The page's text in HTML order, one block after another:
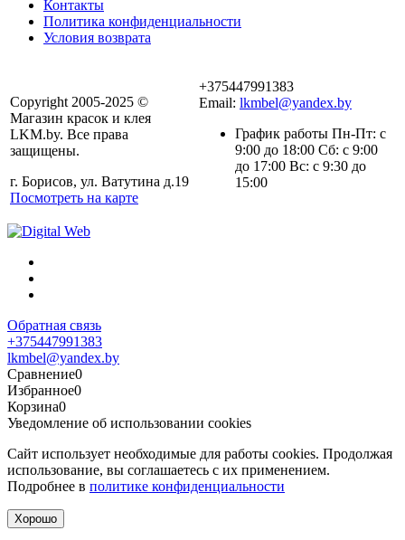
Контакты
Политика конфиденциальности
Условия возврата
Copyright 2005-2025 ©
Магазин красок и клея
LKM.by. Все права
защищены.
г. Борисов, ул. Ватутина д.19
Посмотреть на карте
+375447991383
Email: lkmbel@yandex.by
График работы Пн-Пт: с
9:00 до 18:00 Сб: с 9:00
до 17:00 Вс: с 9:30 до
15:00
Обратная связь
+375447991383
lkmbel@yandex.by
Сравнение0
Избранное0
Корзина0
Уведомление об использовании cookies
Сайт использует необходимые для работы cookies. Продолжая
использование, вы соглашаетесь с их применением.
Подробнее в политике конфиденциальности
Хорошо